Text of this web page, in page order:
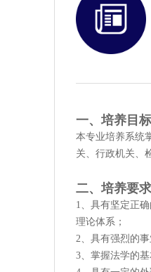
一、培养目标
本专业培养系统
关、行政机关、
二、培养要求
1、具有坚定正
理论体系；
2、具有强烈的
3、掌握法学的